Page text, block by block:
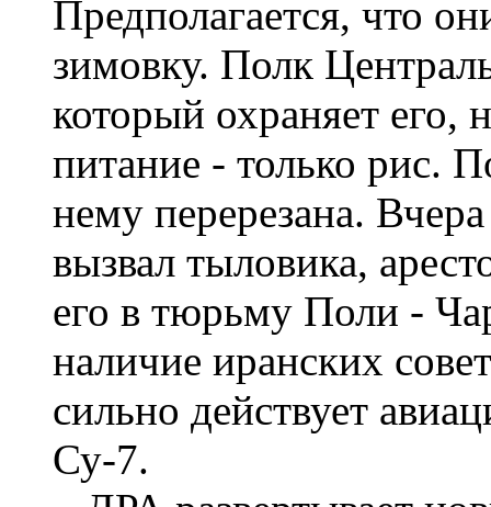
Предполагается, что
зимовку. Полк
который охраняет его,
питание - только рис.
нему перерезана.
вызвал тыловика,
его в тюрьму Поли -
наличие иранских
сильно действует
Су-7.